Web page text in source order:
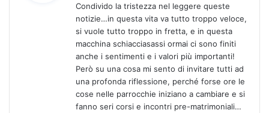
e
t
t
Condivido la tristezza nel leggere queste
notizie…in questa vita va tutto troppo veloce,
si vuole tutto troppo in fretta, e in questa
macchina schiacciasassi ormai ci sono finiti
anche i sentimenti e i valori più importanti!
Però su una cosa mi sento di invitare tutti ad
una profonda riflessione, perché forse ore le
cose nelle parrocchie iniziano a cambiare e si
fanno seri corsi e incontri pre-matrimoniali…